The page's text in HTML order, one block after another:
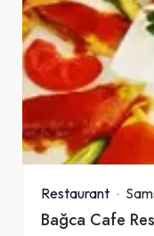
Restaurant
Bağca Cafe